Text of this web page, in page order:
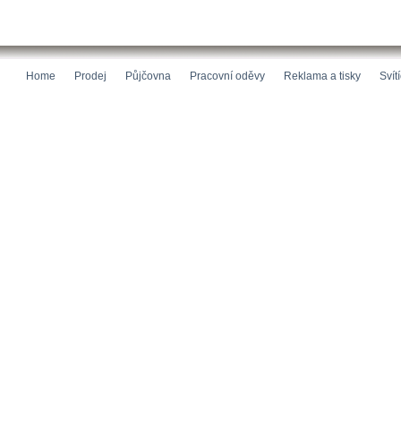
Home Prodej Půjčovna Pracovní oděvy Reklama a tisky